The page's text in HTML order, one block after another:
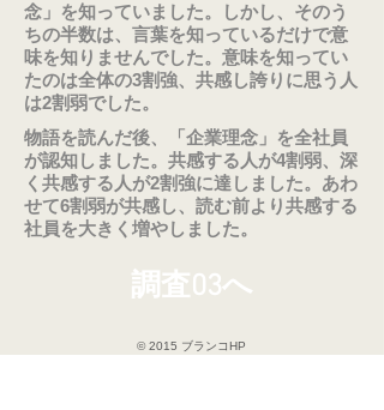
念」を知っていました。しかし、そのう
ちの半数は、言葉を知っているだけで意
味を知りませんでした。意味を知ってい
たのは全体の3割強、共感し誇りに思う人
は2割弱でした。
物語を読んだ後、「企業理念」を全社員
が認知しました。共感する人が4割弱、深
く共感する人が2割強に達しました。あわ
せて6割弱が共感し、読む前より共感する
社員を大きく増やしました。
調査03へ
© 2015 ブランコHP